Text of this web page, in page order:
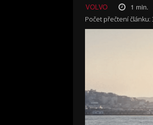
VOLVO 1 min.
Počet přečtení článku: